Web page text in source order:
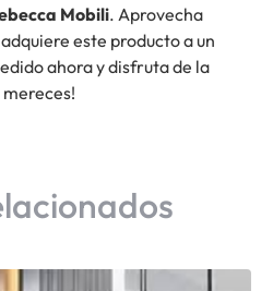
Mobili. Aprovecha
este producto a un
ahora y disfruta de la